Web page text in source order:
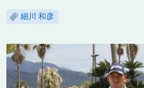
細川 和彦